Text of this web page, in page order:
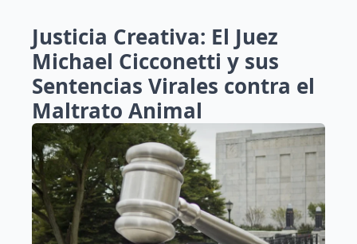
Justicia Creativa: El Juez
Michael Cicconetti y sus
Sentencias Virales contra el
Maltrato Animal